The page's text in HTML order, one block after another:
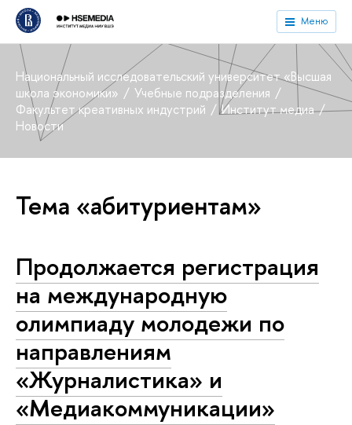
Меню
Национальный исследовательский университет «Высшая
школа экономики»
Учебные подразделения
Факультет креативных индустрий
Институт медиа
Новости
Тема «абитуриентам»
Продолжается регистрация
на международную
олимпиаду молодежи по
направлениям
«Журналистика» и
«Медиакоммуникации»